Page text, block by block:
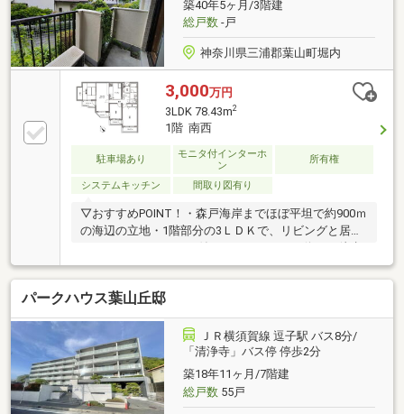
築40年5ヶ月/3階建
総戸数-戸
神奈川県三浦郡葉山町堀内
3,000万円
3LDK 78.43m2
1階 南西
駐車場あり
モニタ付インターホ
ン
所有権
システムキッチン 間取り図有り
▽おすすめPOINT！・森戸海岸までほぼ平坦で約900ｍ
の海辺の立地・1階部分の3ＬＤＫで、リビングと居室
すべてにバルコニーが付いています・バス停まで徒歩
1分もかからず、逗子駅方面へのアクス良好です・小
学校にスーパー、共に平坦で至近のため、自然の中で
子育てしたいファミリーにもオススメです・あじさい
公園、仙元山展望台など、自然溢れる住環境です
パークハウス葉山丘邸
ＪＲ横須賀線 逗子駅 バス8分/
「清浄寺」バス停 停歩2分
築18年11ヶ月/7階建
総戸数55戸